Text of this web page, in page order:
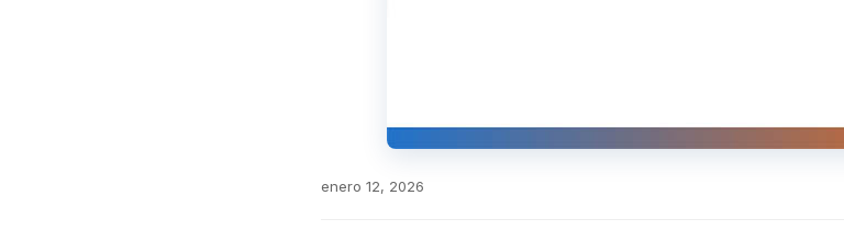
enero 12, 2026